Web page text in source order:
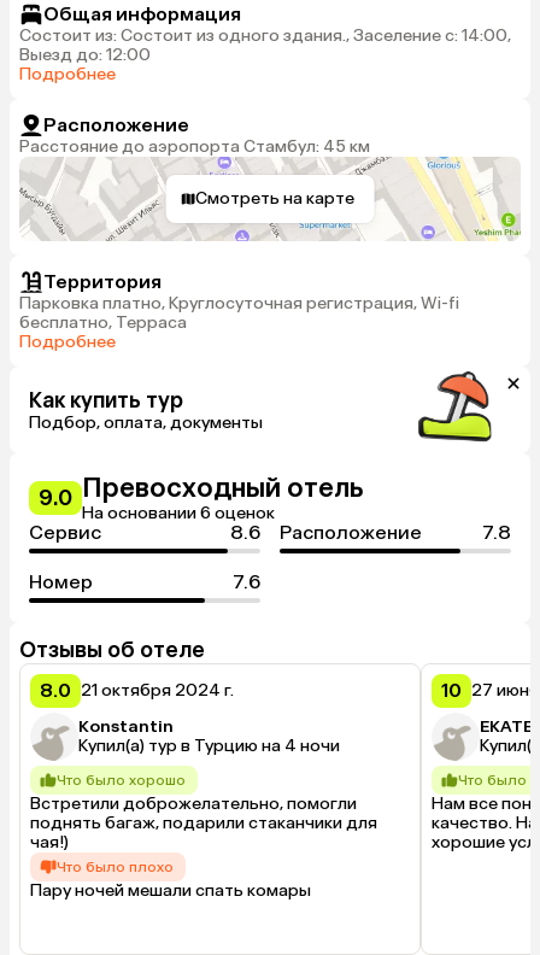
Общая информация
Состоит из: Состоит из одного здания., Заселение с: 14:00,
Выезд до: 12:00
Подробнее
Расположение
Расстояние до аэропорта Стамбул: 45 км
Смотреть на карте
Территория
Парковка платно, Круглосуточная регистрация, Wi-fi
бесплатно, Терраса
Подробнее
Как купить тур
Подбор, оплата, документы
9.0 Превосходный отель
На основании 6 оценок
Сервис 8.6 Расположение 7.8
Номер 7.6
Отзывы об отеле
8.0 21 октября 2024 г.
Konstantin
Купил(а) тур в Турцию на 4 ночи
Что было хорошо
Встретили доброжелательно, помогли
поднять багаж, подарили стаканчики для
чая!)
Что было плохо
Пару ночей мешали спать комары
10 27
Что было
Нам все
качество.
хорошие